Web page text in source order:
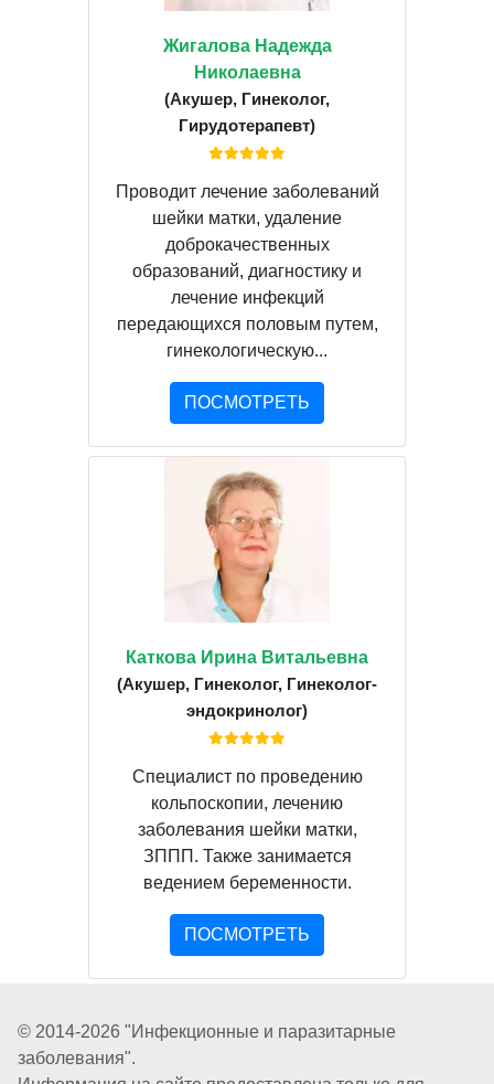
Жигалова Надежда
Николаевна
(Акушер, Гинеколог,
Гирудотерапевт)
Проводит лечение заболеваний
шейки матки, удаление
доброкачественных
образований, диагностику и
лечение инфекций
передающихся половым путем,
гинекологическую...
ПОСМОТРЕТЬ
Каткова Ирина Витальевна
(Акушер, Гинеколог, Гинеколог-
эндокринолог)
Специалист по проведению
кольпоскопии, лечению
заболевания шейки матки,
ЗППП. Также занимается
ведением беременности.
ПОСМОТРЕТЬ
© 2014-2026 "Инфекционные и паразитарные
заболевания".